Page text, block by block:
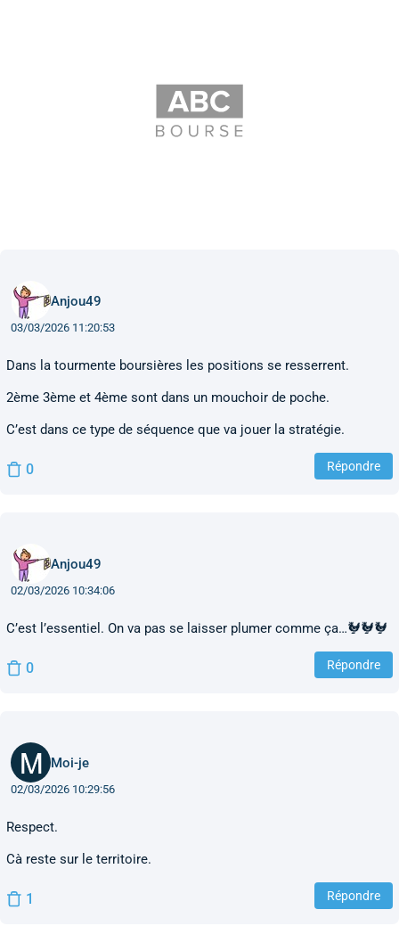
Anjou49
03/03/2026 11:20:53
Dans la tourmente boursières les positions se resserrent.
2ème 3ème et 4ème sont dans un mouchoir de poche.
C’est dans ce type de séquence que va jouer la stratégie.
0 Répondre
Anjou49
02/03/2026 10:34:06
C’est l’essentiel. On va pas se laisser plumer comme ça…🐓🐓🐓
0 Répondre
Moi-je
02/03/2026 10:29:56
Respect.
Cà reste sur le territoire.
1 Répondre